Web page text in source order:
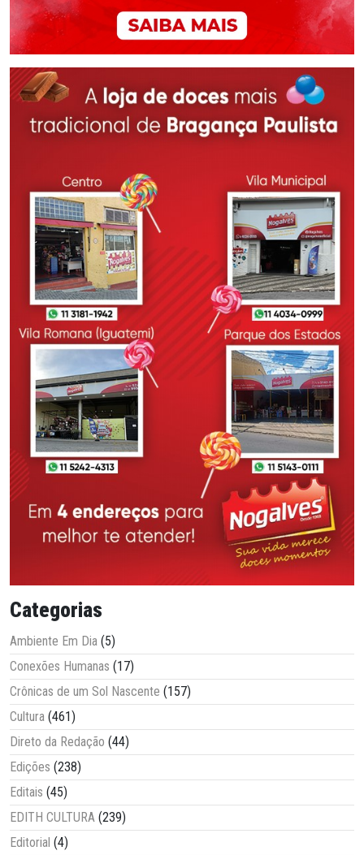
Categorias
Ambiente Em Dia (5)
Conexões Humanas (17)
Crônicas de um Sol Nascente (157)
Cultura (461)
Direto da Redação (44)
Edições (238)
Editais (45)
EDITH CULTURA (239)
Editorial (4)